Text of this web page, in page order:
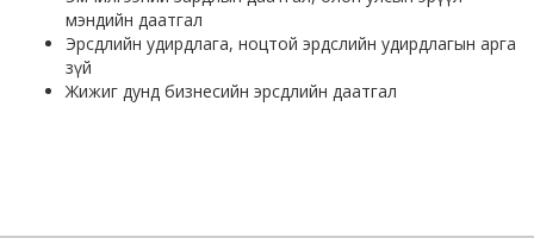
мэндийн даатгал
Эрсдлийн удирдлага, ноцтой эрдслийн удирдлагын арга
зүй
Жижиг дунд бизнесийн эрсдлийн даатгал